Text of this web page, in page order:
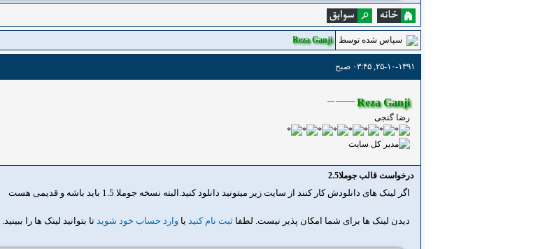
سپاس شده توسط Reza Ganji
۲۵-۱۰-۱۳۹۱, ۰۳:۴۵ صبح
Reza Ganji
رضا گنجی
درخواست قالب جوملا2.5
اگر لینک های دانلودش کار کنند از سایت زیر میتونید دانلود کنید.البته نسخه جوملا 1.5 باید باشه و قدیمی هست
دیدن لینک ها برای شما امکان پذیر نیست. لطفا ثبت نام کنید یا وارد حساب خود شوید تا بتوانید لینک ها را ببینید.